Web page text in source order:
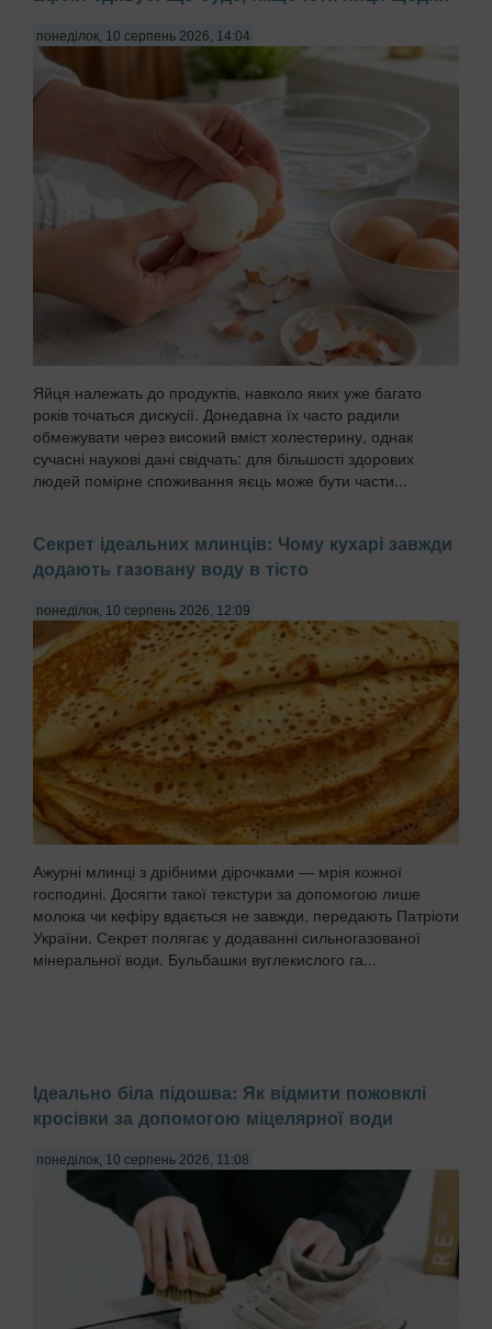
понеділок, 10 серпень 2026, 14:04
Яйця належать до продуктів, навколо яких уже багато
років точаться дискусії. Донедавна їх часто радили
обмежувати через високий вміст холестерину, однак
сучасні наукові дані свідчать: для більшості здорових
людей помірне споживання яєць може бути части...
Секрет ідеальних млинців: Чому кухарі завжди
додають газовану воду в тісто
понеділок, 10 серпень 2026, 12:09
Ажурні млинці з дрібними дірочками — мрія кожної
господині. Досягти такої текстури за допомогою лише
молока чи кефіру вдається не завжди, передають Патріоти
України. Секрет полягає у додаванні сильногазованої
мінеральної води. Бульбашки вуглекислого га...
Ідеально біла підошва: Як відмити пожовклі
кросівки за допомогою міцелярної води
понеділок, 10 серпень 2026, 11:08